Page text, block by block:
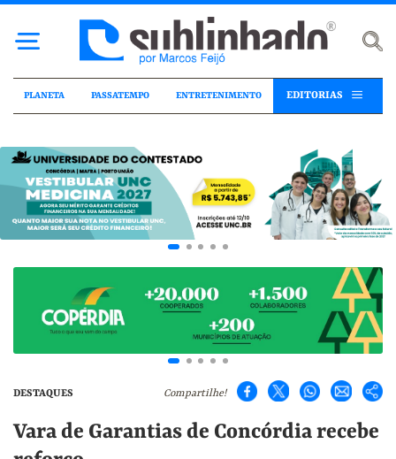
PLANETA PASSATEMPO ENTRETENIMENTO EDITORIAS
DESTAQUES Compartilhe!
Vara de Garantias de Concórdia recebe